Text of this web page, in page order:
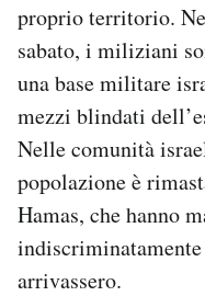
proprio territorio.
sabato, i miliziani
una base militare
mezzi blindati
Nelle comunità
popolazione è
Hamas, che hanno
arrivassero.